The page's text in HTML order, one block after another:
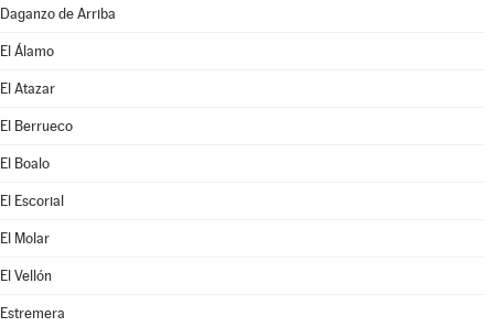
Daganzo de Arriba
El Álamo
El Atazar
El Berrueco
El Boalo
El Escorial
El Molar
El Vellón
Estremera